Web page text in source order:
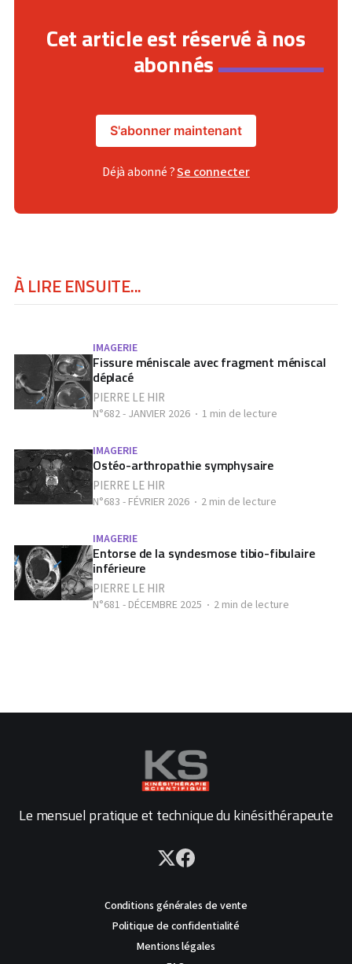
Cet article est réservé à nos
abonnés
S'abonner maintenant
Déjà abonné ?Se connecter
À LIRE ENSUITE...
IMAGERIE
Fissure méniscale avec fragment méniscal
déplacé
PIERRE LE HIR
N°682 - JANVIER 2026 1 min de lecture
IMAGERIE
Ostéo-arthropathie symphysaire
PIERRE LE HIR
N°683 - FÉVRIER 2026 2 min de lecture
IMAGERIE
Entorse de la syndesmose tibio-fibulaire
inférieure
PIERRE LE HIR
N°681 - DÉCEMBRE 2025 2 min de lecture
Le mensuel pratique et technique du kinésithérapeute
Conditions générales de vente
Politique de confidentialité
Mentions légales